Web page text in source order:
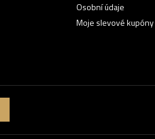
Osobní údaje
Moje slevové kupóny